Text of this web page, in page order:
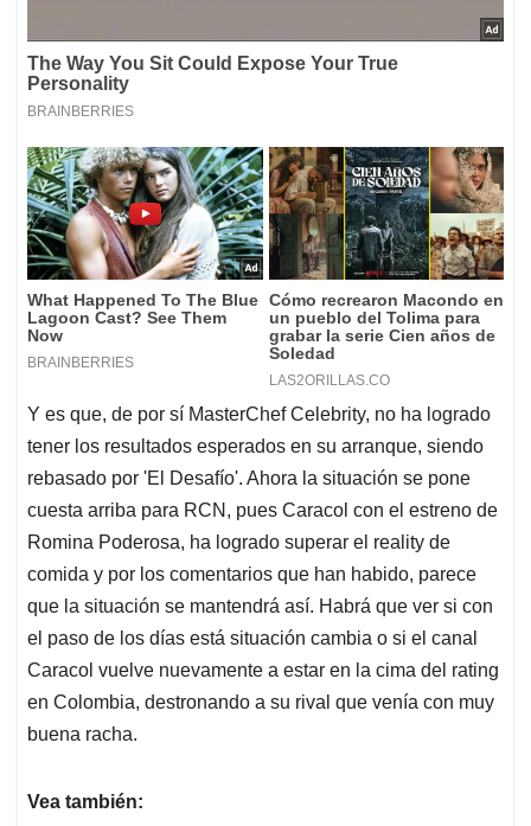
Y es que, de por sí MasterChef Celebrity, no ha logrado
tener los resultados esperados en su arranque, siendo
rebasado por 'El Desafío'. Ahora la situación se pone
cuesta arriba para RCN, pues Caracol con el estreno de
Romina Poderosa, ha logrado superar el reality de
comida y por los comentarios que han habido, parece
que la situación se mantendrá así. Habrá que ver si con
el paso de los días está situación cambia o si el canal
Caracol vuelve nuevamente a estar en la cima del rating
en Colombia, destronando a su rival que venía con muy
buena racha.
Vea también: